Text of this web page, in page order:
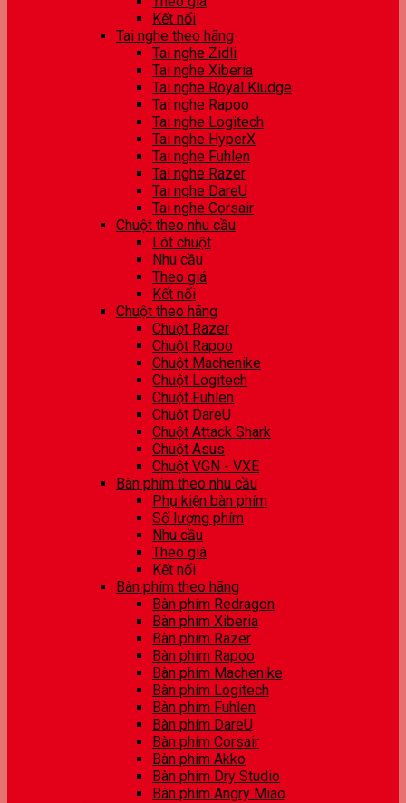
Kết nối
Tai nghe theo hãng
Tai nghe Zidli
Tai nghe Xiberia
Tai nghe Royal Kludge
Tai nghe Rapoo
Tai nghe Logitech
Tai nghe HyperX
Tai nghe Fuhlen
Tai nghe Razer
Tai nghe DareU
Tai nghe Corsair
Chuột theo nhu cầu
Lót chuột
Nhu cầu
Theo giá
Kết nối
Chuột theo hãng
Chuột Razer
Chuột Rapoo
Chuột Machenike
Chuột Logitech
Chuột Fuhlen
Chuột DareU
Chuột Attack Shark
Chuột Asus
Chuột VGN - VXE
Bàn phím theo nhu cầu
Phụ kiện bàn phím
Số lượng phím
Nhu cầu
Theo giá
Kết nối
Bàn phím theo hãng
Bàn phím Redragon
Bàn phím Xiberia
Bàn phím Razer
Bàn phím Rapoo
Bàn phím Machenike
Bàn phím Logitech
Bàn phím Fuhlen
Bàn phím DareU
Bàn phím Corsair
Bàn phím Akko
Bàn phím Dry Studio
Bàn phím Angry Miao